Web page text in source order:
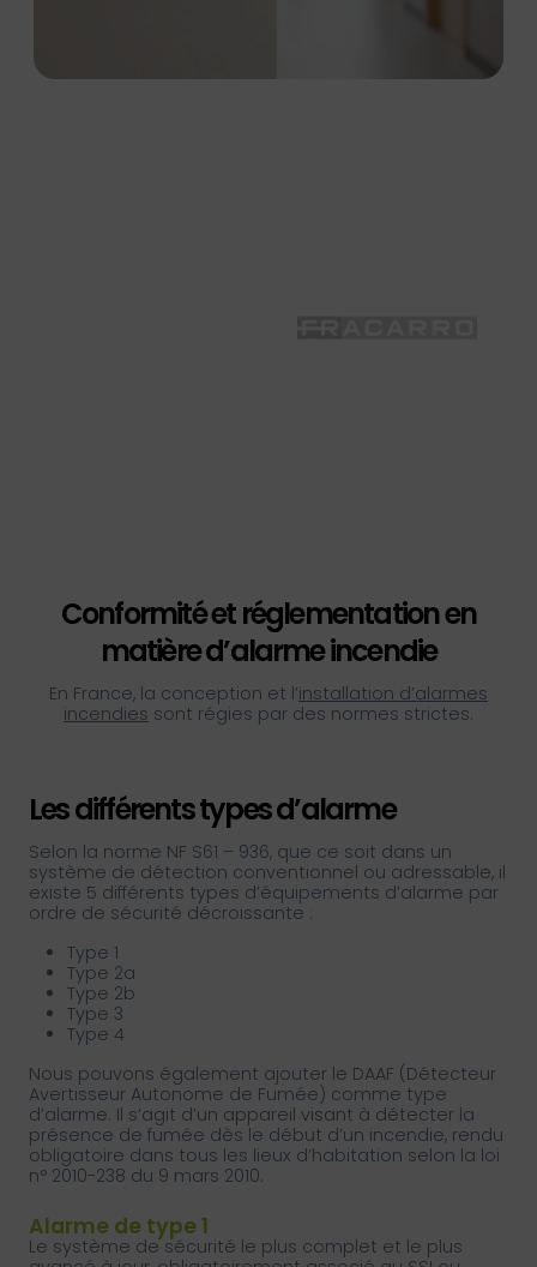
Conformité et réglementation en
matière d’alarme incendie
En France, la conception et l’installation d’alarmes
incendies sont régies par des normes strictes.
Les différents types d’alarme
Selon la norme NF S61 – 936, que ce soit dans un
système de détection conventionnel ou adressable, il
existe 5 différents types d’équipements d’alarme par
ordre de sécurité décroissante :
Type 1
Type 2a
Type 2b
Type 3
Type 4
Nous pouvons également ajouter le DAAF (Détecteur
Avertisseur Autonome de Fumée) comme type
d’alarme. Il s’agit d’un appareil visant à détecter la
présence de fumée dès le début d’un incendie, rendu
obligatoire dans tous les lieux d’habitation selon la loi
n° 2010-238 du 9 mars 2010.
Alarme de type 1
Le système de sécurité le plus complet et le plus